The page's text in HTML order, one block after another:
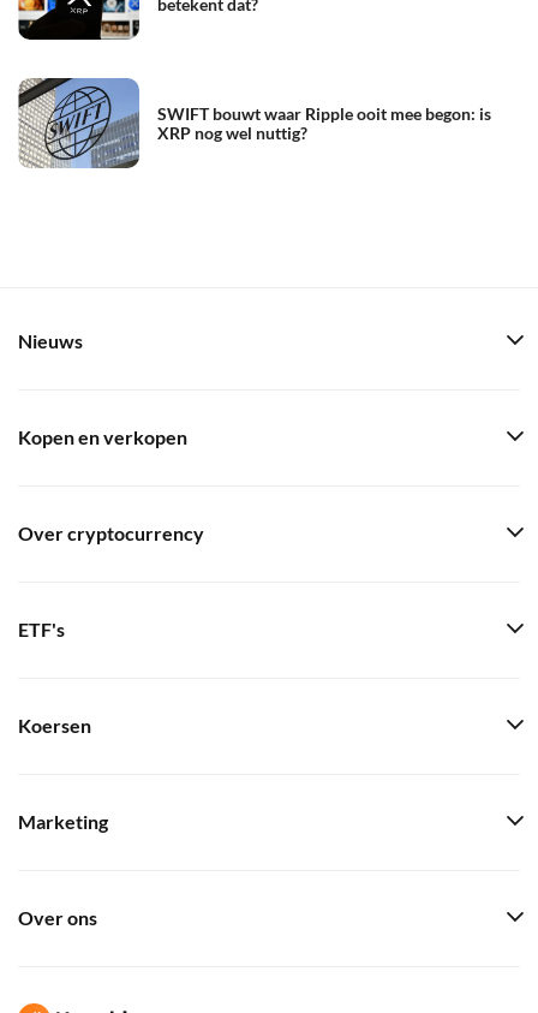
SWIFT bouwt waar Ripple ooit mee begon: is
XRP nog wel nuttig?
Nieuws
Kopen en verkopen
Over cryptocurrency
ETF's
Koersen
Marketing
Over ons